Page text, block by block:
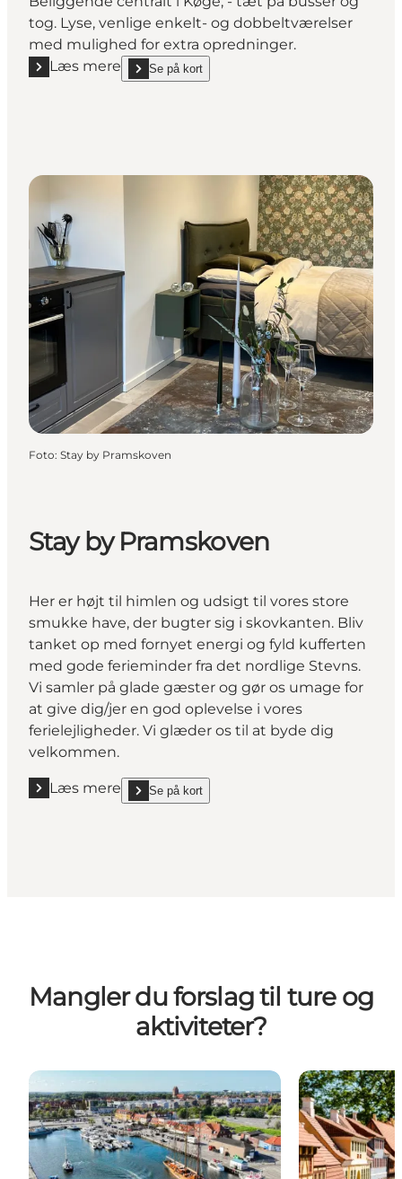
tog. Lyse, venlige enkelt- og dobbeltværelser
med mulighed for extra opredninger.
Læs mere
Læs mere "Bed and Breakfast Hotelzimmerfrei -
Se på kort
Foto: Stay by Pramskoven
Stay by Pramskoven
Her er højt til himlen og udsigt til vores store
smukke have, der bugter sig i skovkanten. Bliv
tanket op med fornyet energi og fyld kufferten
med gode ferieminder fra det nordlige Stevns.
Vi samler på glade gæster og gør os umage for
at give dig/jer en god oplevelse i vores
ferielejligheder. Vi glæder os til at byde dig
velkommen.
Læs mere
Læs mere "Stay by Pramskoven"
Se på kort
show Stay by Pramskoven on_map
Mangler du forslag til ture og
aktiviteter?
Inspirationssteder Oplevelser i